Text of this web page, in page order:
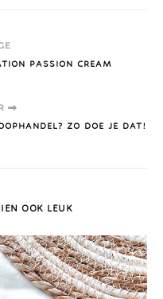
PASSION CREAM
ZO DOE JE DAT!
OOK LEUK